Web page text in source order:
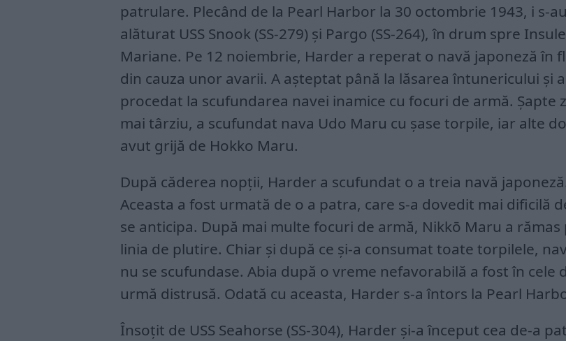
patrulare. Plecând de la Pearl Harbor la 30 octombrie 1943, i s-au
alăturat USS Snook (SS-279) și Pargo (SS-264), în drum spre
Mariane. Pe 12 noiembrie, Harder a reperat o navă japoneză în
din cauza unor avarii. A așteptat până la lăsarea întunericului și a
procedat la scufundarea navei inamice cu focuri de armă. Șapte
mai târziu, a scufundat nava Udo Maru cu șase torpile, iar alte
avut grijă de Hokko Maru.
După căderea nopții, Harder a scufundat o a treia navă
Aceasta a fost urmată de o a patra, care s-a dovedit mai dificilă
se anticipa. După mai multe focuri de armă, Nikkō Maru a rămas
linia de plutire. Chiar și după ce și-a consumat toate torpilele,
nu se scufundase. Abia după o vreme nefavorabilă a fost în cele
urmă distrusă. Odată cu aceasta, Harder s-a întors la Pearl
Însoțit de USS Seahorse (SS-304), Harder și-a început cea de-a